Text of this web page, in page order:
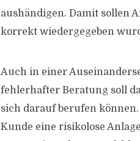
aushändigen. Damit sollen
korrekt wiedergegeben
Auch in einer
fehlerhafter Beratung soll
sich darauf berufen
Kunde eine risikolose